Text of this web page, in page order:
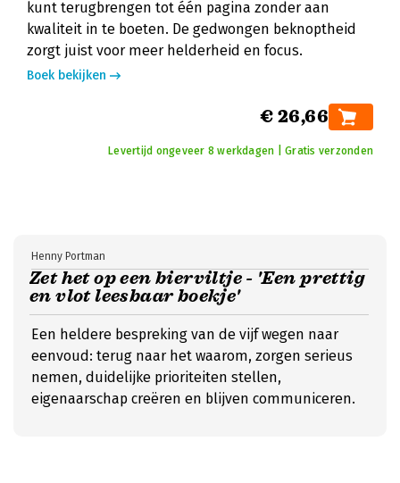
kunt terugbrengen tot één pagina zonder aan
kwaliteit in te boeten. De gedwongen beknoptheid
zorgt juist voor meer helderheid en focus.
Boek bekijken
€ 26,66
Levertijd ongeveer 8 werkdagen | Gratis verzonden
Zet het op een bierviltje - 'Een prettig
en vlot leesbaar boekje'
Henny Portman
Een heldere bespreking van de vijf wegen naar
eenvoud: terug naar het waarom, zorgen serieus
nemen, duidelijke prioriteiten stellen,
eigenaarschap creëren en blijven communiceren.